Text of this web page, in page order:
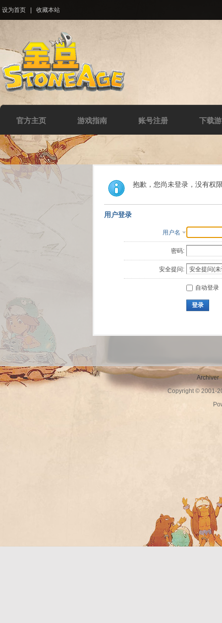
设为首页 收藏本站
官方主页 游戏指南 账号注册 下载
抱歉，您尚未登录，没有权
用户登录
用户名
密码:
安全提问:
自动登录
登录
Archiver
Copyright © 2001-